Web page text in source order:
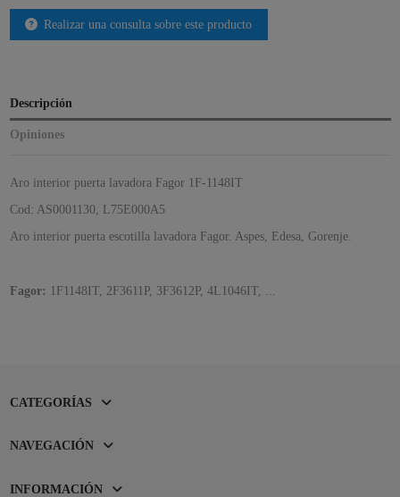
Realizar una consulta sobre este producto
Descripción
Opiniones
Aro interior puerta lavadora Fagor 1F-1148IT
Cod: AS0001130, L75E000A5
Aro interior puerta escotilla lavadora Fagor. Aspes, Edesa, Gorenje.
Fagor: 1F1148IT, 2F3611P, 3F3612P, 4L1046IT, ...
CATEGORÍAS
NAVEGACIÓN
INFORMACIÓN